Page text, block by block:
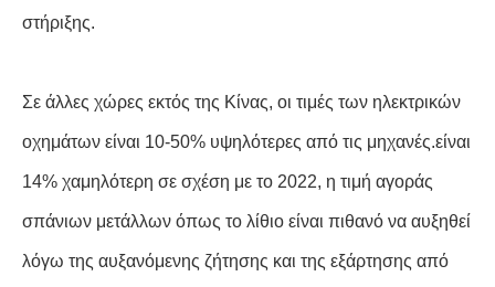
στήριξης.
Σε άλλες χώρες εκτός της Κίνας, οι τιμές των ηλεκτρικών
οχημάτων είναι 10-50% υψηλότερες από τις μηχανές.είναι
14% χαμηλότερη σε σχέση με το 2022, η τιμή αγοράς
σπάνιων μετάλλων όπως το λίθιο είναι πιθανό να αυξηθεί
λόγω της αυξανόμενης ζήτησης και της εξάρτησης από